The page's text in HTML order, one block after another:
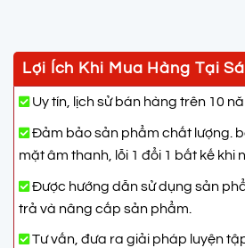
Lợi Ích Khi Mua Hàng Tại
Uy tín, lịch sử bán hàng trên 10
Đảm bảo sản phẩm chất lượng.
mặt âm thanh, lỗi 1 đổi 1 bất kế khi
Được hướng dẫn sử dụng sản
trả và nâng cấp sản phẩm.
Tư vấn, đưa ra giải pháp luyện